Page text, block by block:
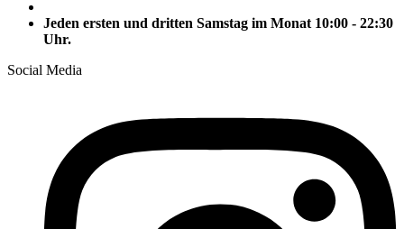
Jeden ersten und dritten Samstag im Monat 10:00 - 22:30
Uhr.
Social Media